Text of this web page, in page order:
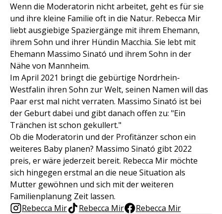
Wenn die Moderatorin nicht arbeitet, geht es für sie
und ihre kleine Familie oft in die Natur. Rebecca Mir
liebt ausgiebige Spaziergänge mit ihrem Ehemann,
ihrem Sohn und ihrer Hündin Macchia. Sie lebt mit
Ehemann Massimo Sinató und ihrem Sohn in der
Nähe von Mannheim.
Im April 2021 bringt die gebürtige Nordrhein-
Westfalin ihren Sohn zur Welt, seinen Namen will das
Paar erst mal nicht verraten. Massimo Sinató ist bei
der Geburt dabei und gibt danach offen zu: "Ein
Tränchen ist schon gekullert."
Ob die Moderatorin und der Profitänzer schon ein
weiteres Baby planen? Massimo Sinató gibt 2022
preis, er wäre jederzeit bereit. Rebecca Mir möchte
sich hingegen erstmal an die neue Situation als
Mutter gewöhnen und sich mit der weiteren
Familienplanung Zeit lassen.
Rebecca Mir
Rebecca Mir Rebecca Mir